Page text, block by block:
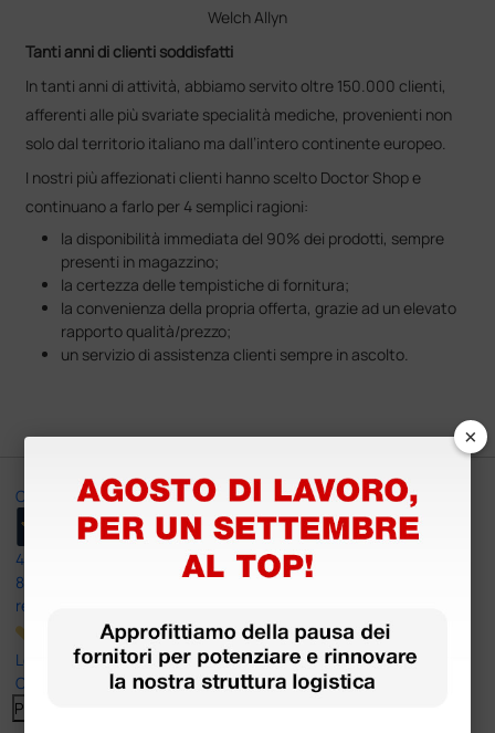
Welch Allyn
Tanti anni di clienti soddisfatti
In tanti anni di attività, abbiamo servito oltre 150.000 clienti,
afferenti alle più svariate specialità mediche, provenienti non
solo dal territorio italiano ma dall’intero continente europeo.
I nostri più affezionati clienti hanno scelto Doctor Shop e
continuano a farlo per 4 semplici ragioni:
la disponibilità immediata del 90% dei prodotti, sempre
presenti in magazzino;
la certezza delle tempistiche di fornitura;
la convenienza della propria offerta, grazie ad un elevato
rapporto qualità/prezzo;
un servizio di assistenza clienti sempre in ascolto.
Ottimo
4,6
8.330
recensioni
Le nostre recensioni a 4 e 5 stelle.
Clicca qui per leggerle tutte >
Precedente
×